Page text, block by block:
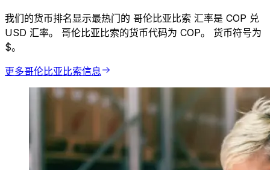
我们的货币排名显示最热门的 哥伦比亚比索 汇率是 COP 兑
USD 汇率。 哥伦比亚比索的货币代码为 COP。 货币符号为
$。
更多哥伦比亚比索信息